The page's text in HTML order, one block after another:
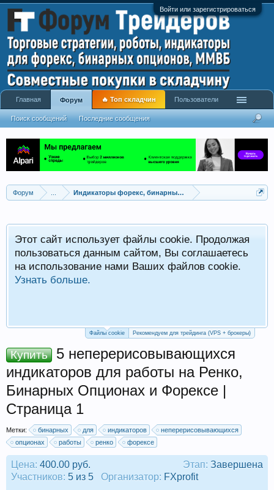
Войти или зарегистрироваться
Форум Индикаторы форекс, бинарных опционов, ММВБ
Этот сайт использует файлы cookie. Продолжая
пользоваться данным сайтом, Вы соглашаетесь
на использование нами Ваших файлов cookie.
Узнать больше.
Файлы cookie Рекомендуем для трейдинга (VPS + брокеры)
Купить
5 неперерисовывающихся
индикаторов для работы на Ренко,
Бинарных Опционах и Форексе |
Страница 1
Метки: бинарных для индикаторов
неперерисовывающихся
опционах
работы ренко форексе
Этап: Завершена
Цена: 400.00 руб.
Участников: 5 из 5 Организатор: FXprofit
Главная Форум
Поиск сообщений Последние сообщения
🔥 Топ складчин Пользователи